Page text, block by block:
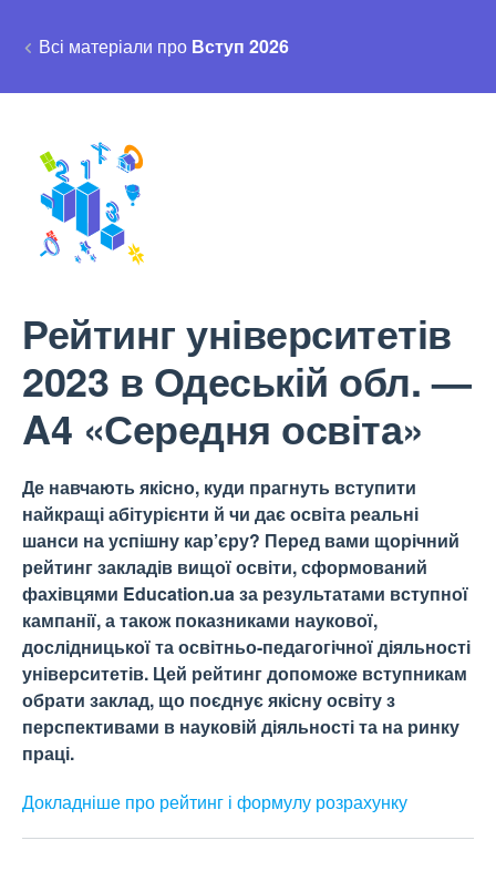
Всі матеріали про Вступ 2026
Рейтинг університетів
2023 в Одеській обл. —
A4 «Середня освіта»
Де навчають якісно, куди прагнуть вступити
найкращі абітурієнти й чи дає освіта реальні
шанси на успішну кар’єру? Перед вами щорічний
рейтинг закладів вищої освіти, сформований
фахівцями Education.ua за результатами вступної
кампанії, а також показниками наукової,
дослідницької та освітньо-педагогічної діяльності
університетів. Цей рейтинг допоможе вступникам
обрати заклад, що поєднує якісну освіту з
перспективами в науковій діяльності та на ринку
праці.
Докладніше про рейтинг і формулу розрахунку